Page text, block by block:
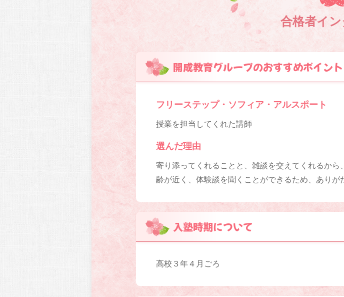
合格者イ
開成教育グループのおすすめポイント
フリーステップ・ソフィア・アルスポート
授業を担当してくれた講師
選んだ理由
寄り添ってくれることと、雑談を交えてくれるか
齢が近く、体験談を聞くことができるため、ありが
入塾時期について
高校３年４月ごろ